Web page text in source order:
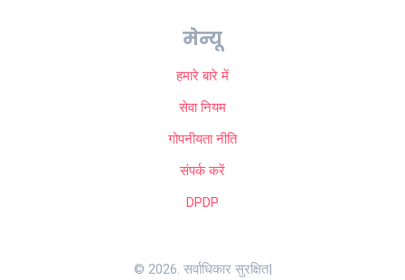
मेन्यू
हमारे बारे में
सेवा नियम
गोपनीयता नीति
संपर्क करें
DPDP
© 2026. सर्वाधिकार सुरक्षित|